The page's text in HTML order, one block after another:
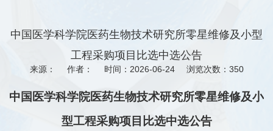
中国医学科学院医药生物技术研究所零星维修及小型
工程采购项目比选中选公告
来源： 作者： 时间：2026-06-24 浏览次数： 350
中国医学科学院医药生物技术研究所零星维修及小
型工程采购项目比选中选公告